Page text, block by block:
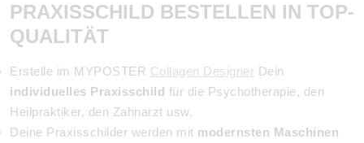
PRAXISSCHILD BESTELLEN IN TOP-
QUALITÄT
Erstelle im MYPOSTER Collagen Designer Dein
individuelles Praxisschild für die Psychotherapie, den
Heilpraktiker, den Zahnarzt usw.
Deine Praxisschilder werden mit modernsten Maschinen